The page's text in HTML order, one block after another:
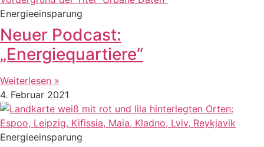
Energieeinsparung
Neuer Podcast:
„Energiequartiere“
Weiterlesen »
4. Februar 2021
Energieeinsparung